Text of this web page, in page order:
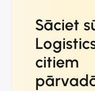
Sāciet
citiem